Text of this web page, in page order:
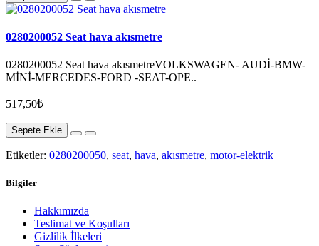
0280200052 Seat hava akısmetre
0280200052 Seat hava akısmetreVOLKSWAGEN- AUDİ-BMW-
MİNİ-MERCEDES-FORD -SEAT-OPE..
517,50₺
Sepete Ekle
Etiketler: 0280200050, seat, hava, akısmetre, motor-elektrik
Bilgiler
Hakkımızda
Teslimat ve Koşulları
Gizlilik İlkeleri